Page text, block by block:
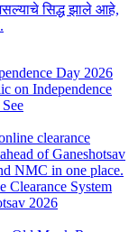
सिद्ध झाले आहे,
on Independence
System
2026